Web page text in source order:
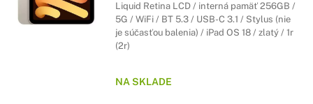
Liquid Retina LCD / interná pamäť 256GB /
5G / WiFi / BT 5.3 / USB-C 3.1 / Stylus (nie
je súčasťou balenia) / iPad OS 18 / zlatý / 1r
(2r)
NA SKLADE